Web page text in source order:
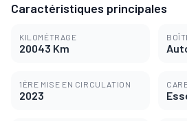
Caractéristiques principales
KILOMÉTRAGE
20043 Km
1ÈRE MISE EN CIRCULATION
2023